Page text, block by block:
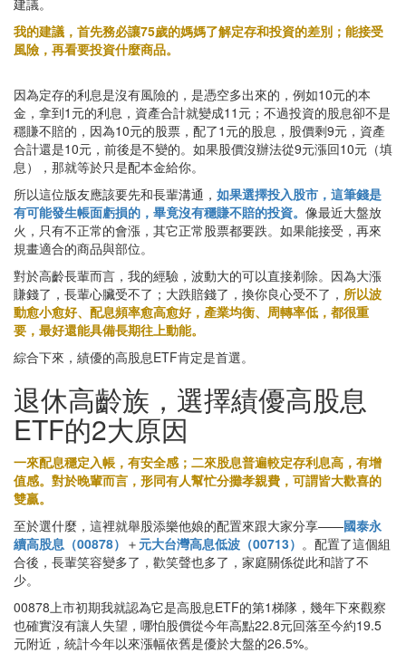
我的建議，首先務必讓75歲的媽媽了解定存和投資的差別；能接受
風險，再看要投資什麼商品。
因為定存的利息是沒有風險的，是憑空多出來的，例如10元的本
金，拿到1元的利息，資產合計就變成11元；不過投資的股息卻不是
穩賺不賠的，因為10元的股票，配了1元的股息，股價剩9元，資產
合計還是10元，前後是不變的。如果股價沒辦法從9元漲回10元（填
息），那就等於只是配本金給你。
所以這位版友應該要先和長輩溝通， 如果選擇投入股市，這筆錢是
有可能發生帳面虧損的，畢竟沒有穩賺不賠的投資。 像最近大盤放
火，只有不正常的會漲，其它正常股票都要跌。如果能接受，再來
規畫適合的商品與部位。
對於高齡長輩而言，我的經驗，波動大的可以直接剃除。因為大漲
賺錢了，長輩心臟受不了；大跌賠錢了，換你良心受不了， 所以波
動愈小愈好、配息頻率愈高愈好，產業均衡、周轉率低，都很重
要，最好還能具備長期往上動能。
綜合下來，績優的高股息ETF肯定是首選。
退休高齡族，選擇績優高股息
ETF的2大原因
一來配息穩定入帳，有安全感；二來股息普遍較定存利息高，有增
值感。對於晚輩而言，形同有人幫忙分攤孝親費，可謂皆大歡喜的
雙贏。
至於選什麼，這裡就舉股添樂他娘的配置來跟大家分享——國泰永
續高股息（00878） ＋ 元大台灣高息低波（00713） 。配置了這個組
合後，長輩笑容變多了，歡笑聲也多了，家庭關係從此和諧了不
少。
00878上市初期我就認為它是高股息ETF的第1梯隊，幾年下來觀察
也確實沒有讓人失望，哪怕股價從今年高點22.8元回落至今約19.5
元附近，統計今年以來漲幅依舊是優於大盤的26.5%。